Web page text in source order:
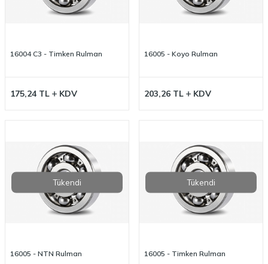
16004 C3 - Timken Rulman
175,24 TL KDV
16005 - Koyo Rulman
203,26 TL KDV
Tükendi
16005 - NTN Rulman
Tükendi
16005 - Timken Rulman